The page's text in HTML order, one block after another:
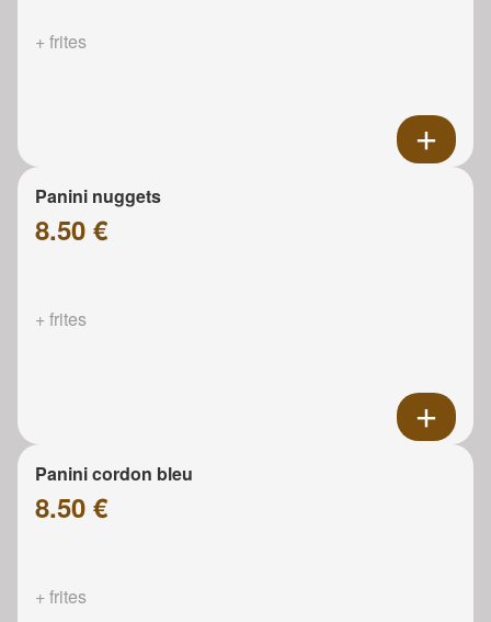
+ frites
Panini nuggets
8.50 €
+ frites
Panini cordon bleu
8.50 €
+ frites